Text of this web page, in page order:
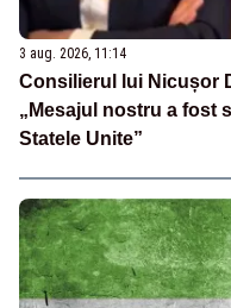
3 aug. 2026, 11:14
Consilierul lui Nicușor
„Mesajul nostru a fost
Statele Unite”